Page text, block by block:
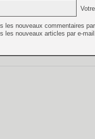
les nouveaux commentaires
les nouveaux articles par e-